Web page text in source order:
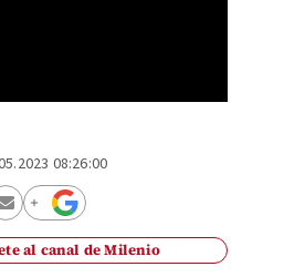
08:26:00
al canal de Milenio